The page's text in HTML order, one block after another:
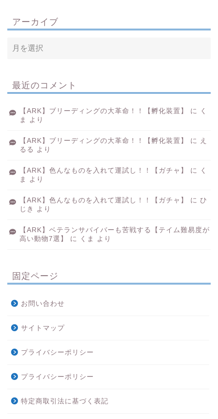
アーカイブ
最近のコメント
【ARK】ブリーディングの大革命！！【孵化装置】 に
く
ま
より
【ARK】ブリーディングの大革命！！【孵化装置】 に
え
るる
より
【ARK】色んなものを入れて運試し！！【ガチャ】 に
く
ま
より
【ARK】色んなものを入れて運試し！！【ガチャ】 に ひ
じき
より
【ARK】ベテランサバイバーも苦戦する【テイム難易度が
高い動物7選】
に くま より
固定ページ
お問い合わせ
サイトマップ
プライバシーポリシー
プライバシーポリシー
特定商取引法に基づく表記